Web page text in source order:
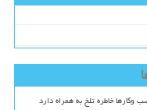
وکارها خاطره تلخ به همراه دارد